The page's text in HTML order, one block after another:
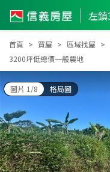
首頁 買屋 區域找屋
3200坪低總價一般農地
圖片 1/8 格局圖